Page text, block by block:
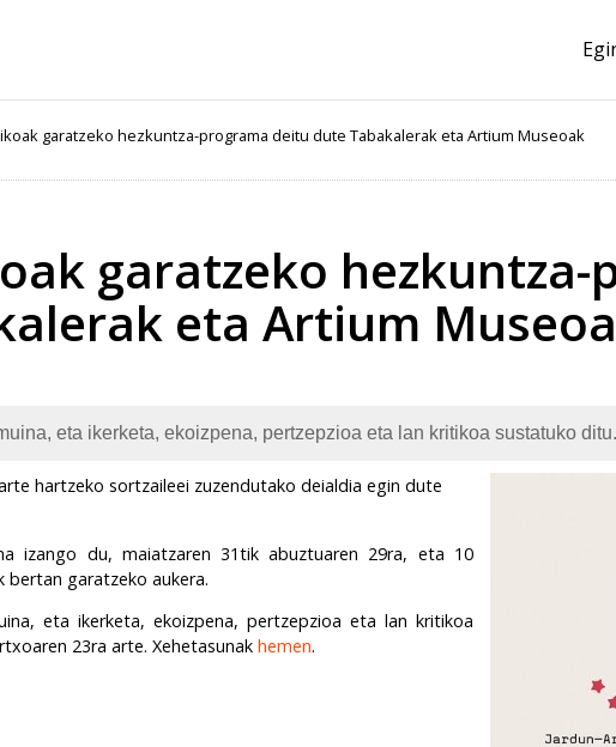
garatzeko hezkuntza-programa deitu dute Tabakalerak eta Artium Museoak
garatzeko hezkuntza-
eta Artium
eta ikerketa, ekoizpena, pertzepzioa eta lan kritikoa sustatuko ditu.
hartzeko sortzaileei zuzendutako deialdia egin dute
izango du, maiatzaren 31tik abuztuaren 29ra, eta 10
garatzeko aukera.
eta ikerketa, ekoizpena, pertzepzioa eta lan kritikoa
23ra arte. Xehetasunakhemen.